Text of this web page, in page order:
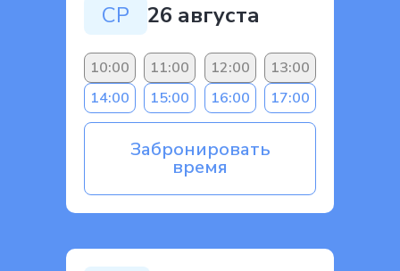
СР 26 августа
10:00 11:00 12:00
13:00
14:00
15:00 16:00 17:00
Забронировать
время